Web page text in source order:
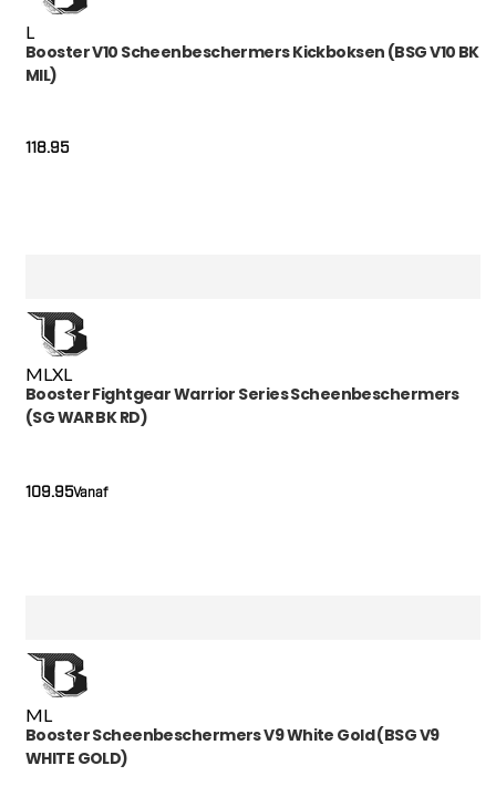
L
Booster V10 Scheenbeschermers Kickboksen (BSG V10 BK
MIL)
118.95
ML XL
Booster Fightgear Warrior Series Scheenbeschermers
(SG WAR BK RD)
Vanaf
109.95
ML
Booster Scheenbeschermers V9 White Gold (BSG V9
WHITE GOLD)